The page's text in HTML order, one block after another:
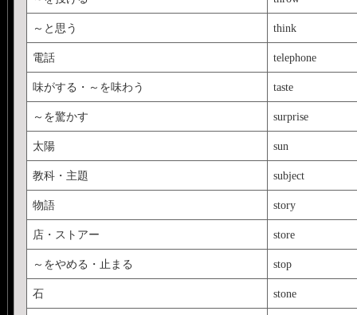
～と思う think
電話 telephone
味がする・～を味わう taste
～を驚かす surprise
太陽 sun
教科・主題 subject
物語 story
店・ストアー store
～をやめる・止まる stop
石 stone